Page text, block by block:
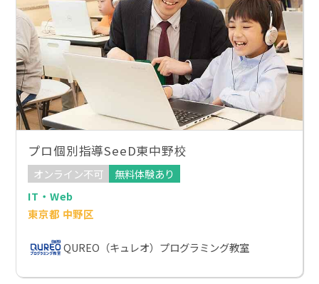
プロ個別指導SeeD東中野校
オンライン不可
無料体験あり
IT・Web
東京都 中野区
QUREO（キュレオ）プログラミング教室